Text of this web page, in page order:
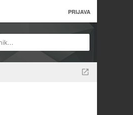
PRIJAVA